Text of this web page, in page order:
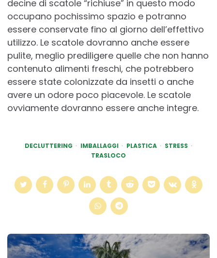
decine di scatole “richiuse” in questo modo
occupano pochissimo spazio e potranno
essere conservate fino al giorno dell’effettivo
utilizzo. Le scatole dovranno anche essere
pulite, meglio prediligere quelle che non hanno
contenuto alimenti freschi, che potrebbero
essere state colonizzate da insetti o anche
avere un odore poco piacevole. Le scatole
ovviamente dovranno essere anche integre.
DECLUTTERING IMBALLAGGI PLASTICA
STRESS
TRASLOCO
Post
navigation